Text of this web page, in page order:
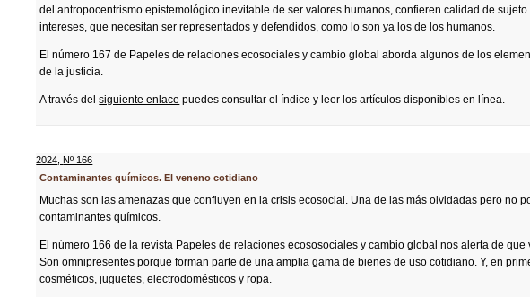
del antropocentrismo epistemológico inevitable de ser valores humanos, confieren calidad de
intereses, que necesitan ser representados y defendidos, como lo son ya los de los humanos.
El número 167 de Papeles de relaciones ecosociales y cambio global aborda algunos de los
de la justicia.
A través delsiguiente enlace puedes consultar el índice y leer los artículos disponibles en línea.
2024 ,Nº 166
Contaminantes químicos. El veneno cotidiano
Muchas son las amenazas que confluyen en la crisis ecosocial. Una de las más olvidadas pero no
contaminantes químicos.
El número 166 de la revista Papeles de relaciones ecososociales y cambio global nos alerta de
Son omnipresentes porque forman parte de una amplia gama de bienes de uso cotidiano. Y, en
cosméticos, juguetes, electrodomésticos y ropa.